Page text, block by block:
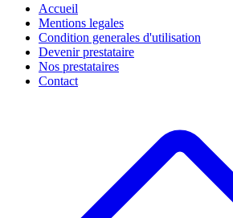
Accueil
Mentions legales
Condition generales d'utilisation
Devenir prestataire
Nos prestataires
Contact